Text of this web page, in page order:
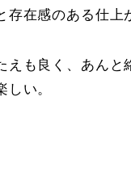
存在感のある仕上
えも良く、あんと
しい。